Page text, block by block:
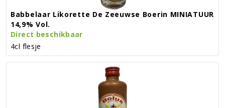
Babbelaar Likorette De Zeeuwse Boerin MINIATUUR
14,9% Vol.
Direct beschikbaar
4cl flesje